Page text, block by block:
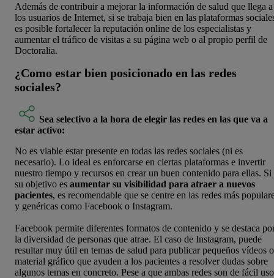
Además de contribuir a mejorar la información de salud que llega a
los usuarios de Internet, si se trabaja bien en las plataformas
es posible fortalecer la reputación online de los especialistas y
aumentar el tráfico de visitas a su página web o al propio perfil de
Doctoralia.
¿Como estar bien posicionado en las redes
sociales?
Sea selectivo a la hora de elegir las redes en las que va a
estar activo:
No es viable estar presente en todas las redes sociales (ni es
necesario). Lo ideal es enforcarse en ciertas plataformas e invertir
nuestro tiempo y recursos en crear un buen contenido para ellas. Si
su objetivo es aumentar su visibilidad para atraer a nuevos
pacientes, es recomendable que se centre en las redes más
y genéricas como Facebook o Instagram.
Facebook permite diferentes formatos de contenido y se destaca
la diversidad de personas que atrae. El caso de Instagram, puede
resultar muy útil en temas de salud para publicar pequeños vídeos o
material gráfico que ayuden a los pacientes a resolver dudas sobre
algunos temas en concreto. Pese a que ambas redes son de fácil